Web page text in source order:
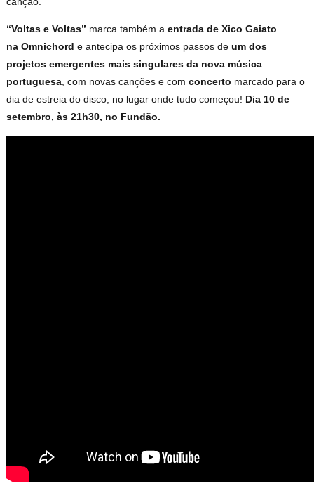
“Voltas e Voltas” marca também aentrada de Xico Gaiato
na Omnichorde antecipa os próximos passos deum dos
projetos emergentes mais singulares da nova música
portuguesa, com novas canções e comconcerto marcado para o
dia de estreia do disco, no lugar onde tudo começou! Dia 10 de
setembro, às 21h30, no Fundão.